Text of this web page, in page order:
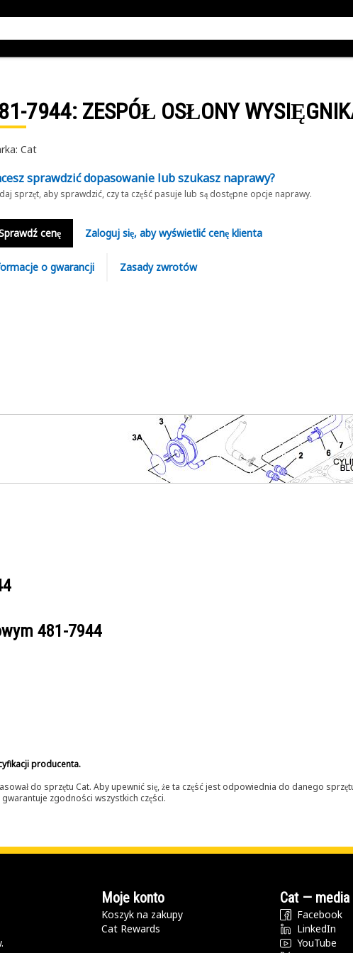
7944: ZESPÓŁ OSŁONY
Cat
sprawdzić dopasowanie lub szukasz naprawy?
sprzęt, aby sprawdzić, czy ta część pasuje lub są dostępne opcje naprawy.
cenę Zaloguj się, aby wyświetlić cenę klienta
o gwarancji Zasady zwrotów
481-7944
producenta.
do sprzętu Cat. Aby upewnić się, że ta część jest odpowiednia do danego
zgodności wszystkich części.
Moje konto
Koszyk na zakupy
Cat Rewards
Cat — media
Facebook
LinkedIn
YouTube